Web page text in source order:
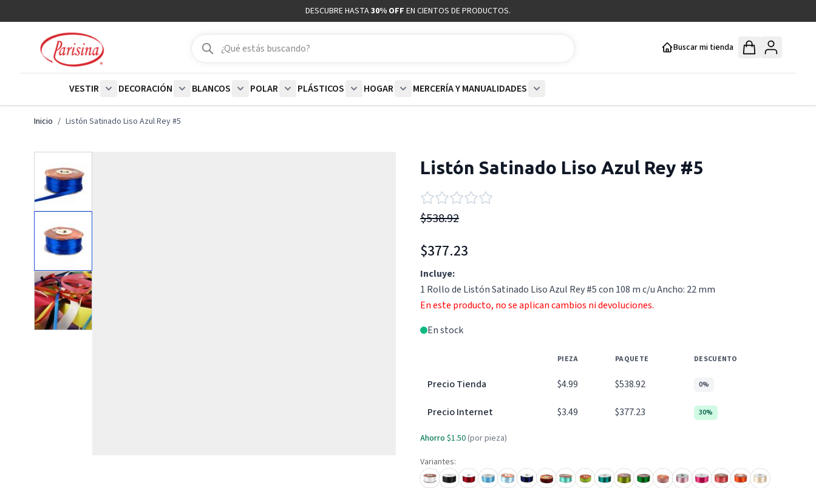
DESCUBRE HASTA30% OFF EN CIENTOS DE PRODUCTOS.
Buscar
Buscar
Buscar mi tienda
VESTIR
DECORACIÓN
BLANCOS
POLAR
PLÁSTICOS
HOGAR
MERCERÍA Y MANUALIDADES
Inicio / Listón Satinado Liso Azul Rey #5
Listón Satinado Liso Azul Rey #5
$538.92
$377.23
Incluye:
1 Rollo de Listón Satinado Liso Azul Rey #5 con 108 m c/u Ancho: 22 mm
En este producto, no se aplican cambios ni devoluciones.
En stock
PIEZA PAQUETE DESCUENTO
Precio Tienda $4.99 $538.92 0%
Precio Internet $3.49 $377.23 30%
Ahorro $1.50 (por pieza)
Variantes: